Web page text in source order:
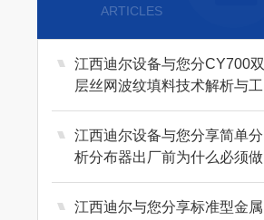
ARTICLES
江西迪尔设备与您分CY700双
层丝网波纹填料技术解析与工
程应用
江西迪尔设备与您分享简单分
析分布器出厂前为什么必须做
水力学计算？
江西迪尔与您分享标准型金属